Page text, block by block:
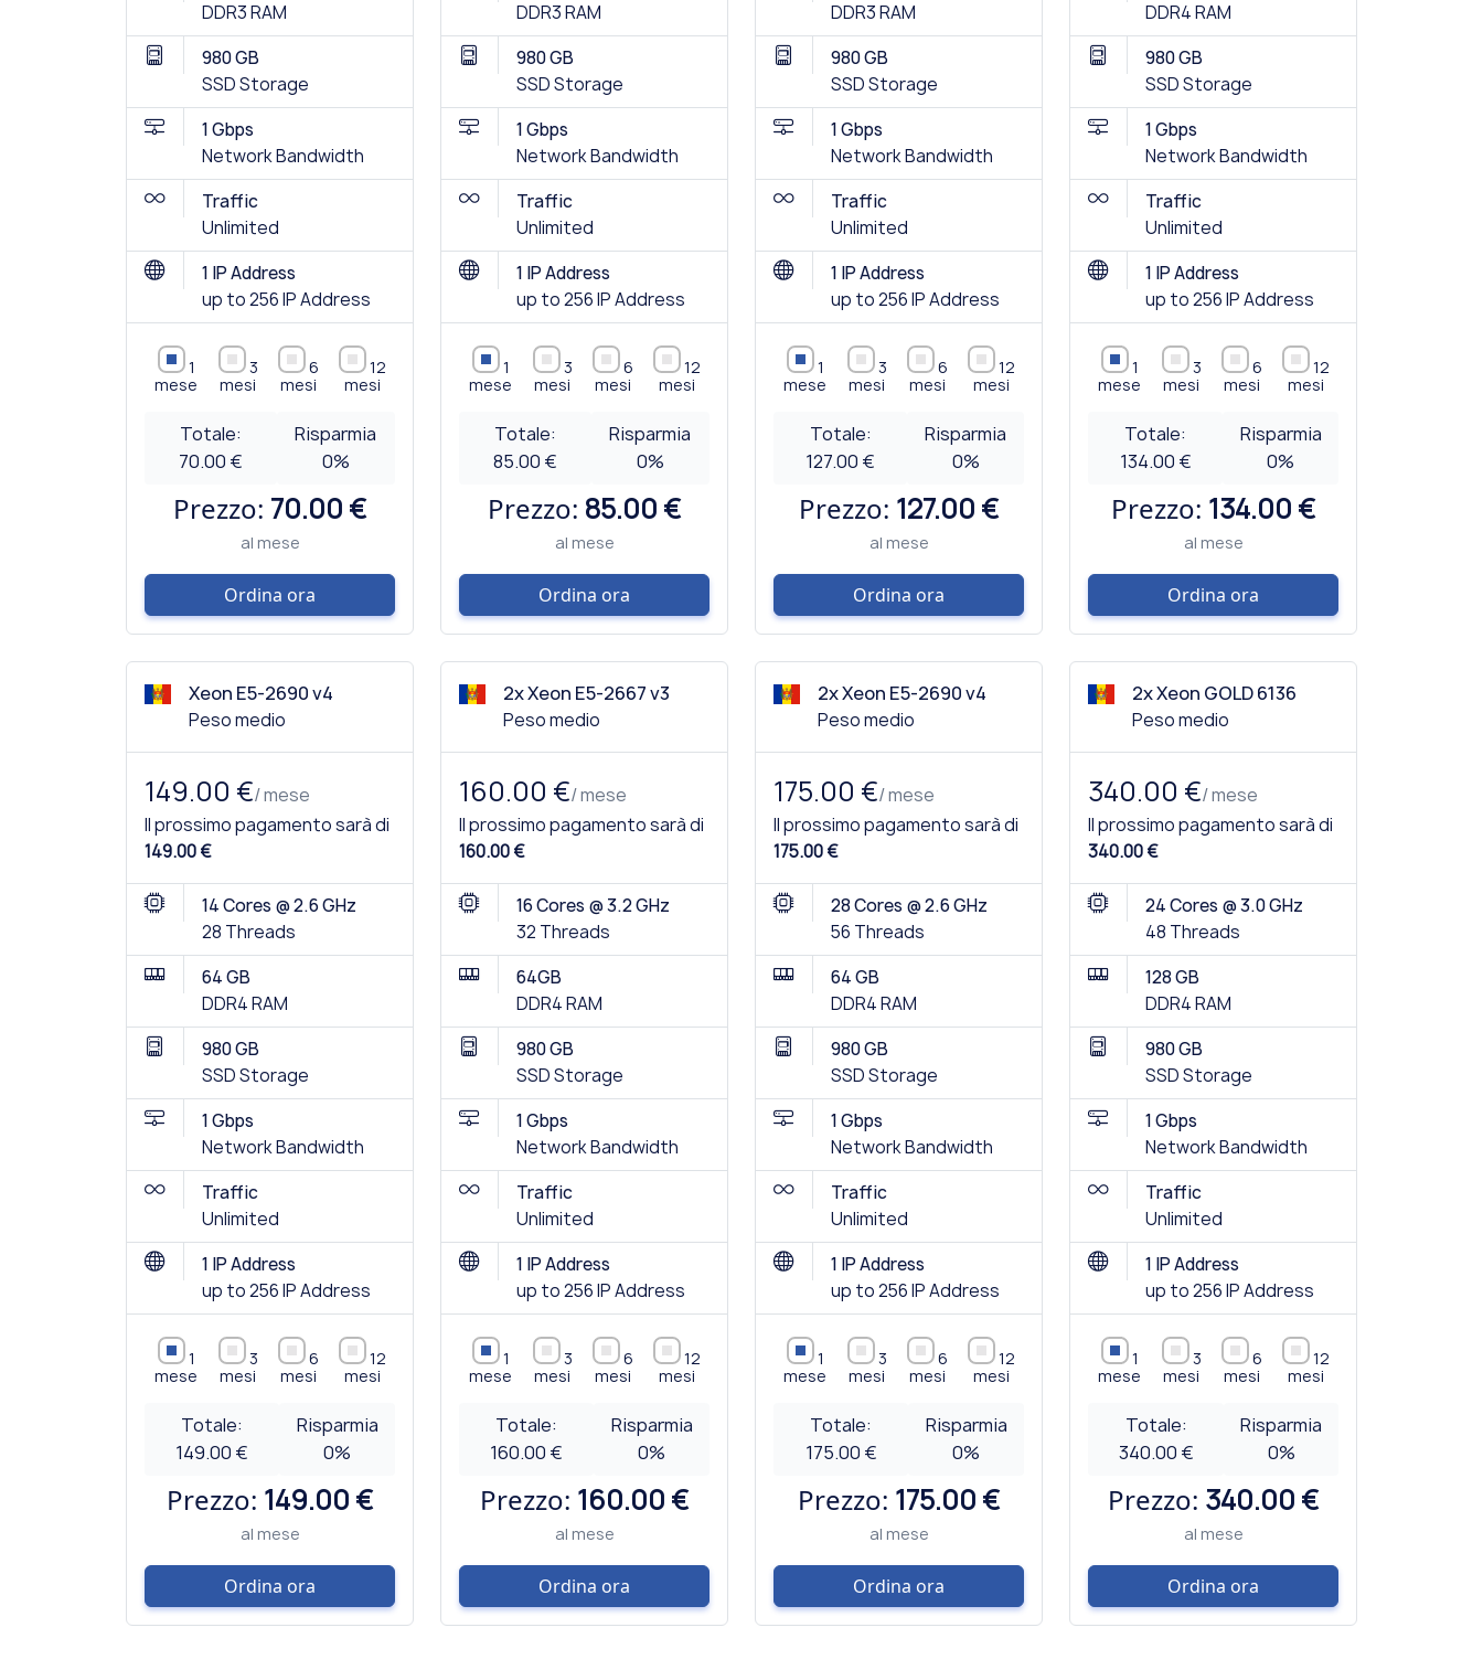
DDR3 RAM
980 GB
SSD Storage
1 Gbps
Network Bandwidth
Traffic
Unlimited
1 IP Address
up to 256 IP Address
1
mese
3
mesi
6
mesi
12
mesi
Totale:
70.00 €
Risparmia
0%
Prezzo: 70.00 €
al mese
Ordina ora
DDR3 RAM
980 GB
SSD Storage
1 Gbps
Network Bandwidth
Traffic
Unlimited
1 IP Address
up to 256 IP Address
1
mese
3
mesi
6
mesi
12
mesi
Totale:
85.00 €
Risparmia
0%
Prezzo: 85.00 €
al mese
Ordina ora
DDR3 RAM
980 GB
SSD Storage
1 Gbps
Network Bandwidth
Traffic
Unlimited
1 IP Address
up to 256 IP Address
1
mese
3
mesi
6
mesi
12
mesi
Totale:
127.00 €
Risparmia
0%
Prezzo: 127.00 €
al mese
Ordina ora
DDR4 RAM
980 GB
SSD Storage
1 Gbps
Network Bandwidth
Traffic
Unlimited
1 IP Address
up to 256 IP Address
1
mese
3
mesi
6
mesi
12
mesi
Totale:
134.00 €
Risparmia
0%
Prezzo: 134.00 €
al mese
Ordina ora
Xeon E5-2690 v4
Peso medio
149.00 €/ mese
Il prossimo pagamento sarà di
149.00 €
14 Cores @ 2.6 GHz
28 Threads
64 GB
DDR4 RAM
980 GB
SSD Storage
1 Gbps
Network Bandwidth
Traffic
Unlimited
1 IP Address
up to 256 IP Address
1
mese
3
mesi
6
mesi
12
mesi
Totale:
149.00 €
Risparmia
0%
Prezzo: 149.00 €
al mese
Ordina ora
2x Xeon E5-2667 v3
Peso medio
160.00 €/ mese
Il prossimo pagamento sarà di
160.00 €
16 Cores @ 3.2 GHz
32 Threads
64GB
DDR4 RAM
980 GB
SSD Storage
1 Gbps
Network Bandwidth
Traffic
Unlimited
1 IP Address
up to 256 IP Address
1
mese
3
mesi
6
mesi
12
mesi
Totale:
160.00 €
Risparmia
0%
Prezzo: 160.00 €
al mese
Ordina ora
2x Xeon E5-2690 v4
Peso medio
175.00 €/ mese
Il prossimo pagamento sarà di
175.00 €
28 Cores @ 2.6 GHz
56 Threads
64 GB
DDR4 RAM
980 GB
SSD Storage
1 Gbps
Network Bandwidth
Traffic
Unlimited
1 IP Address
up to 256 IP Address
1
mese
3
mesi
6
mesi
12
mesi
Totale:
175.00 €
Risparmia
0%
Prezzo: 175.00 €
al mese
Ordina ora
2x Xeon GOLD 6136
Peso medio
340.00 €/ mese
Il prossimo pagamento sarà di
340.00 €
24 Cores @ 3.0 GHz
48 Threads
128 GB
DDR4 RAM
980 GB
SSD Storage
1 Gbps
Network Bandwidth
Traffic
Unlimited
1 IP Address
up to 256 IP Address
1
mese
3
mesi
6
mesi
12
mesi
Totale:
340.00 €
Risparmia
0%
Prezzo: 340.00 €
al mese
Ordina ora